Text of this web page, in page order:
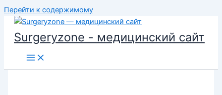
Перейти к содержимому
Surgeryzone - медицинский сайт